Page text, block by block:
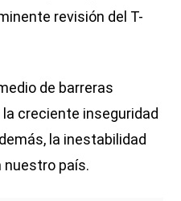
revisión del T-
de barreras
creciente inseguridad
la inestabilidad
nuestro país.